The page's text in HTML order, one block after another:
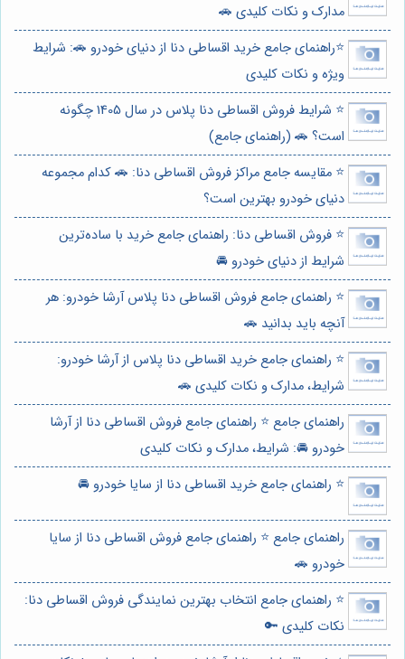
مدارک و نکات کلیدی 🚗
⭐️راهنمای جامع خرید اقساطی دنا از دنیای خودرو 🚗: شرایط
ویژه و نکات کلیدی
⭐️ شرایط فروش اقساطی دنا پلاس در سال 1405 چگونه
است؟ 🚗 (راهنمای جامع)
⭐️ مقایسه جامع مراکز فروش اقساطی دنا: 🚗 کدام مجموعه
دنیای خودرو بهترین است؟
⭐️ فروش اقساطی دنا: راهنمای جامع خرید با ساده‌ترین
شرایط از دنیای خودرو 🚘
⭐️ راهنمای جامع فروش اقساطی دنا پلاس آرشا خودرو: هر
آنچه باید بدانید 🚗
⭐️ راهنمای جامع خرید اقساطی دنا پلاس از آرشا خودرو:
شرایط، مدارک و نکات کلیدی 🚗
راهنمای جامع ⭐️ راهنمای جامع فروش اقساطی دنا از آرشا
خودرو 🚘: شرایط، مدارک و نکات کلیدی
⭐️ راهنمای جامع خرید اقساطی دنا از سایا خودرو 🚘
راهنمای جامع ⭐️ راهنمای جامع فروش اقساطی دنا از سایا
خودرو 🚗
⭐️ راهنمای جامع انتخاب بهترین نمایندگی فروش اقساطی دنا:
نکات کلیدی 🔑